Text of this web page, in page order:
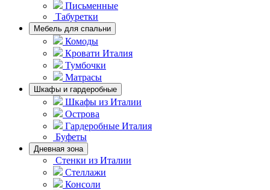
Письменные
Табуретки
Мебель для спальни
Комоды
Кровати Италия
Тумбочки
Матрасы
Шкафы и гардеробные
Шкафы из Италии
Острова
Гардеробные Италия
Буфеты
Дневная зона
Стенки из Италии
Стеллажи
Консоли